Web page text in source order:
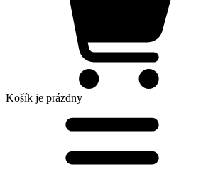
Košík je prázdny